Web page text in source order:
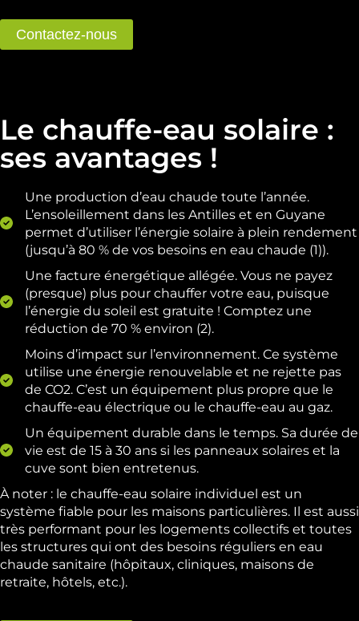
Contactez-nous
Le chauffe-eau solaire :
ses avantages !
Une production d’eau chaude toute l’année.
L’ensoleillement dans les Antilles et en Guyane
permet d’utiliser l’énergie solaire à plein rendement
(jusqu’à 80 % de vos besoins en eau chaude (1)).
Une facture énergétique allégée. Vous ne payez
(presque) plus pour chauffer votre eau, puisque
l’énergie du soleil est gratuite ! Comptez une
réduction de 70 % environ (2).
Moins d’impact sur l’environnement. Ce système
utilise une énergie renouvelable et ne rejette pas
de CO2. C’est un équipement plus propre que le
chauffe-eau électrique ou le chauffe-eau au gaz.
Un équipement durable dans le temps. Sa durée de
vie est de 15 à 30 ans si les panneaux solaires et la
cuve sont bien entretenus.
À noter : le chauffe-eau solaire individuel est un
système fiable pour les maisons particulières. Il est aussi
très performant pour les logements collectifs et toutes
les structures qui ont des besoins réguliers en eau
chaude sanitaire (hôpitaux, cliniques, maisons de
retraite, hôtels, etc.).